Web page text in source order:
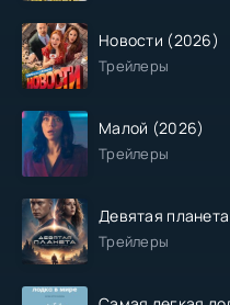
Новости (2026)
Трейлеры
Малой (2026)
Трейлеры
Девятая
Трейлеры